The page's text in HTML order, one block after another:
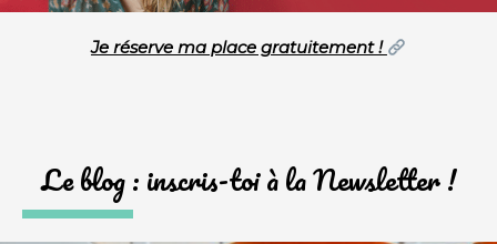
Je réserve ma place gratuitement !
Le blog : inscris-toi à la Newsletter !